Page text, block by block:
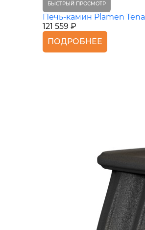
БЫСТРЫЙ ПРОСМОТР
Печь-камин Plamen Tena
121 559 ₽
ПОДРОБНЕЕ